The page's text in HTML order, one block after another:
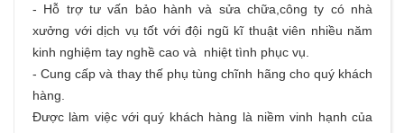
- Hỗ trợ tư vấn bảo hành và sửa chữa,công ty có nhà
xưởng với dịch vụ tốt với đội ngũ kĩ thuật viên nhiều năm
kinh nghiệm tay nghề cao và nhiệt tình phục vụ.
- Cung cấp và thay thế phụ tùng chĩnh hãng cho quý khách
hàng.
Được làm việc với quý khách hàng là niềm vinh hạnh của